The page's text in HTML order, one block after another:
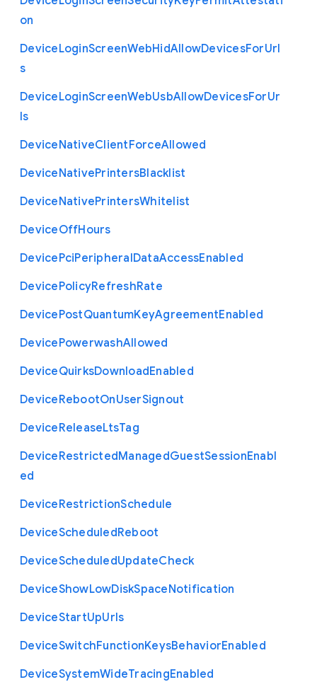
on
DeviceLoginScreenWebHidAllowDevicesForUrl
s
DeviceLoginScreenWebUsbAllowDevicesForUr
ls
DeviceNativeClientForceAllowed
DeviceNativePrintersBlacklist
DeviceNativePrintersWhitelist
DeviceOffHours
DevicePciPeripheralDataAccessEnabled
DevicePolicyRefreshRate
DevicePostQuantumKeyAgreementEnabled
DevicePowerwashAllowed
DeviceQuirksDownloadEnabled
DeviceRebootOnUserSignout
DeviceReleaseLtsTag
DeviceRestrictedManagedGuestSessionEnabl
ed
DeviceRestrictionSchedule
DeviceScheduledReboot
DeviceScheduledUpdateCheck
DeviceShowLowDiskSpaceNotification
DeviceStartUpUrls
DeviceSwitchFunctionKeysBehaviorEnabled
DeviceSystemWideTracingEnabled